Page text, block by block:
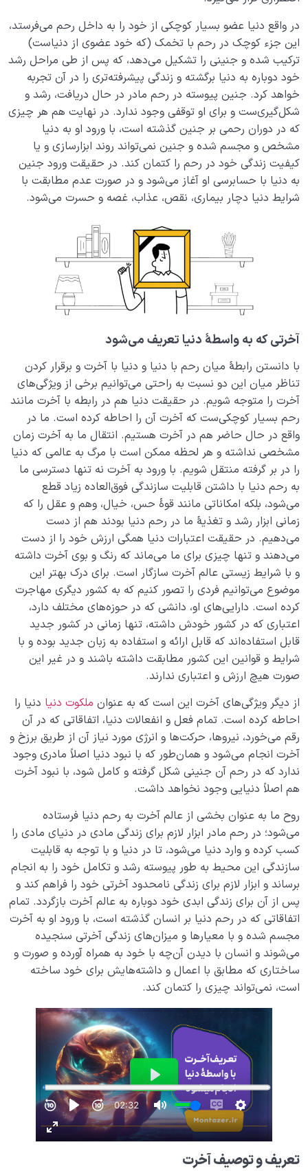
در واقع دنیا عضو بسیار کوچکی از خود را به داخل رحم می‌فرستد،
این جزء کوچک در رحم با تخمک (که خود عضوی از دنیاست)
ترکیب شده و جنینی را تشکیل می‌دهد، که پس از طی مراحل رشد
خود دوباره به دنیا برگشته و زندگی پیشرفته‌تری را در آن تجربه
خواهد کرد. جنین پیوسته در رحم مادر در حال دریافت‌، رشد و
شکل‌گیری‌ست و برای او توقفی وجود ندارد. در نهایت هم هر چیزی
که در دوران رحمی بر جنین گذشته است، با ورود او به دنیا
مشخص و مجسم شده و جنین نمی‌تواند روند ابزارسازی و یا
کیفیت زندگی خود در رحم را کتمان کند. در حقیقت ورود جنین
به دنیا با حسابرسی او آغاز می‌شود و در صورت عدم مطابقت با
شرایط دنیا دچار بیماری، نقص، عذاب، غصه و حسرت می‌شود.
آخرتی که به واسطۀ دنیا تعریف می‌شود
با دانستن رابطۀ میان رحم با دنیا و دنیا با آخرت و برقرار کردن
تناظر میان این دو نسبت به راحتی می‌توانیم برخی از ویژگی‌های
آخرت را متوجه شویم. در حقیقت دنیا هم در رابطه با آخرت مانند
رحم بسیار کوچکی‌ست که آخرت آن را احاطه کرده است. ما در
واقع در حال حاضر هم در آخرت هستیم. انتقال ما به آخرت زمان
مشخصی نداشته و هر لحظه ممکن است با مرگ به عالمی که دنیا
را در بر گرفته منتقل شویم. با ورود به آخرت نه تنها دسترسی ما
به رحم دنیا با داشتن قابلیت سازندگی فوق‌العاده زیاد قطع
می‌شود، بلکه امکاناتی مانند قوۀ حس، خیال، وهم و عقل را که
زمانی ابزار رشد و تغذیۀ ما در رحم دنیا بودند هم از دست
می‌دهیم. در حقیقت اعتبارات دنیا همگی ارزش خود را از دست
می‌دهند و تنها چیزی برای ما می‌ماند که رنگ و بوی آخرت داشته
و با شرایط زیستی عالم آخرت سازگار است. برای درک بهتر این
موضوع می‌توانیم فردی را تصور کنیم که به کشور دیگری مهاجرت
کرده است. دارایی‌های او، دانشی که در حوزه‌های مختلف دارد،
اعتباری که در کشور خودش داشته، تنها زمانی در کشور جدید
قابل استفاده‌اند که قابل ارائه و استفاده به زبان جدید بوده و با
شرایط و قوانین این کشور مطابقت داشته باشند و در غیر این
صورت هیچ ارزش و اعتباری ندارند.
از دیگر ویژگی‌های آخرت این است که به عنوان ملکوت دنیا دنیا را
احاطه کرده است. تمام فعل و انفعالات دنیا، اتفاقاتی که در آن
رقم می‌خورد، نیروها، حرکت‌ها و انرژی مورد نیاز آن از طریق برزخ و
آخرت انجام می‌شود و همان‌طور که با نبود دنیا اصلاً مادری وجود
ندارد که در رحم آن جنینی شکل گرفته و کامل شود، با نبود آخرت
هم اصلاً دنیایی وجود نخواهد داشت.
روح ما به عنوان بخشی از عالم آخرت به رحم دنیا فرستاده
می‌شود؛ در رحم مادر ابزار لازم برای زندگی مادی در دنیای مادی را
کسب کرده و وارد دنیا می‌شود، تا در دنیا و با توجه به قابلیت
سازندگی این محیط به طور پیوسته رشد و تکامل خود را به انجام
برساند و ابزار لازم برای زندگی نامحدود آخرتی خود را فراهم کند و
پس از آن برای زندگی ابدی خود دوباره به عالم آخرت باز‌گردد. تمام
اتفاقاتی که در رحم دنیا بر انسان گذشته است، با ورود او به آخرت
مجسم شده و با معیارها و میزان‌های زندگی آخرتی سنجیده
می‌شوند و انسان با دیدن آن‌چه با خود به همراه آورده و صورت و
ساختاری که مطابق با اعمال و داشته‌هایش برای خود ساخته
است، نمی‌تواند چیزی را کتمان کند.
تعریف و توصیف آخرت